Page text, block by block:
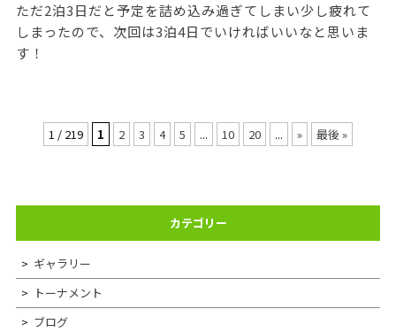
ただ2泊3日だと予定を詰め込み過ぎてしまい少し疲れて
しまったので、次回は3泊4日でいければいいなと思いま
す！
1 / 219 1 2 3 4 5 ... 10 20 ... » 最後 »
カテゴリー
ギャラリー
トーナメント
ブログ